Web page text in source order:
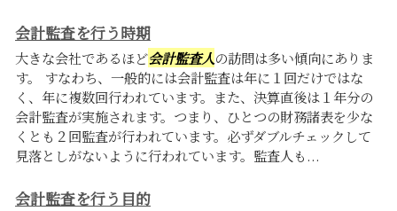
会計監査を行う時期
大きな会社であるほど会計監査人の訪問は多い傾向にありま
す。 すなわち、一般的には会計監査は年に１回だけではな
く、年に複数回行われています。また、決算直後は１年分の
会計監査が実施されます。つまり、ひとつの財務諸表を少な
くとも２回監査が行われています。必ずダブルチェックして
見落としがないように行われています。監査人も...
会計監査を行う目的